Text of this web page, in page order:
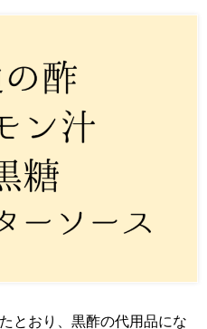
とおり、黒酢の代用品にな